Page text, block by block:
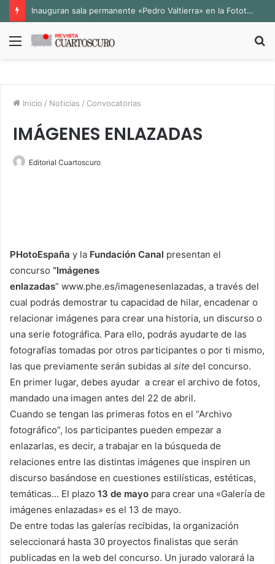
Inauguran sala permanente «Pedro Valtierra» en la Fototeca de Zacatecas
Menú
Inicio / Noticias / Convocatorias
IMÁGENES ENLAZADAS
Editorial Cuartoscuro
PHotoEspaña y la Fundación Canal presentan el
concurso “Imágenes
enlazadas” www.phe.es/imagenesenlazadas, a través del
cual podrás demostrar tu capacidad de hilar, encadenar o
relacionar imágenes para crear una historia, un discurso o
una serie fotográfica. Para ello, podrás ayudarte de las
fotografías tomadas por otros participantes o por ti mismo,
las que previamente serán subidas al site del concurso.
En primer lugar, debes ayudar a crear el archivo de fotos,
mandado una imagen antes del 22 de abril.
Cuando se tengan las primeras fotos en el “Archivo
fotográfico”, los participantes pueden empezar a
enlazarlas, es decir, a trabajar en la búsqueda de
relaciones entre las distintas imágenes que inspiren un
discurso basándose en cuestiones estilísticas, estéticas,
temáticas… El plazo 13 de mayo para crear una «Galería de
imágenes enlazadas» es el 13 de mayo.
De entre todas las galerías recibidas, la organización
seleccionará hasta 30 proyectos finalistas que serán
publicadas en la web del concurso. Un jurado valorará la